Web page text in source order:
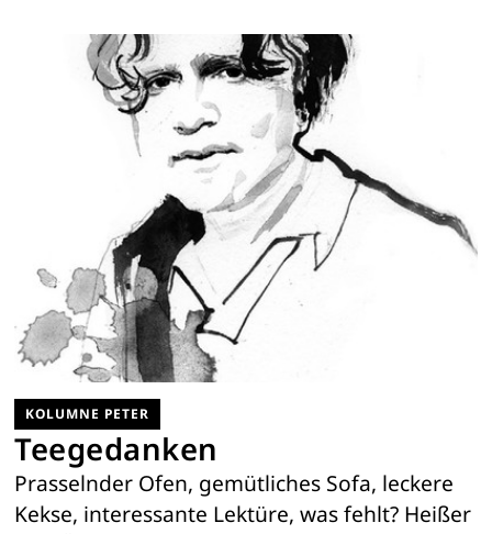
KOLUMNE PETER
Teegedanken
Prasselnder Ofen, gemütliches Sofa, leckere
Kekse, interessante Lektüre, was fehlt? Heißer